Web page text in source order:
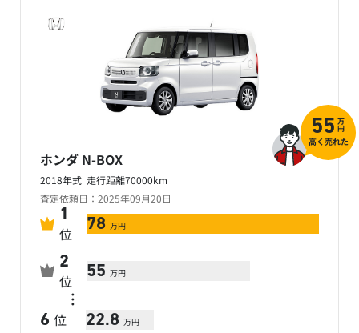
ホンダ N-BOX
2018年式 走行距離70000km
査定依頼日：2025年09月20日
55 万
円
高く売れた
1
位 78 万円
2
位 55 万円
…
6 位 22.8 万円